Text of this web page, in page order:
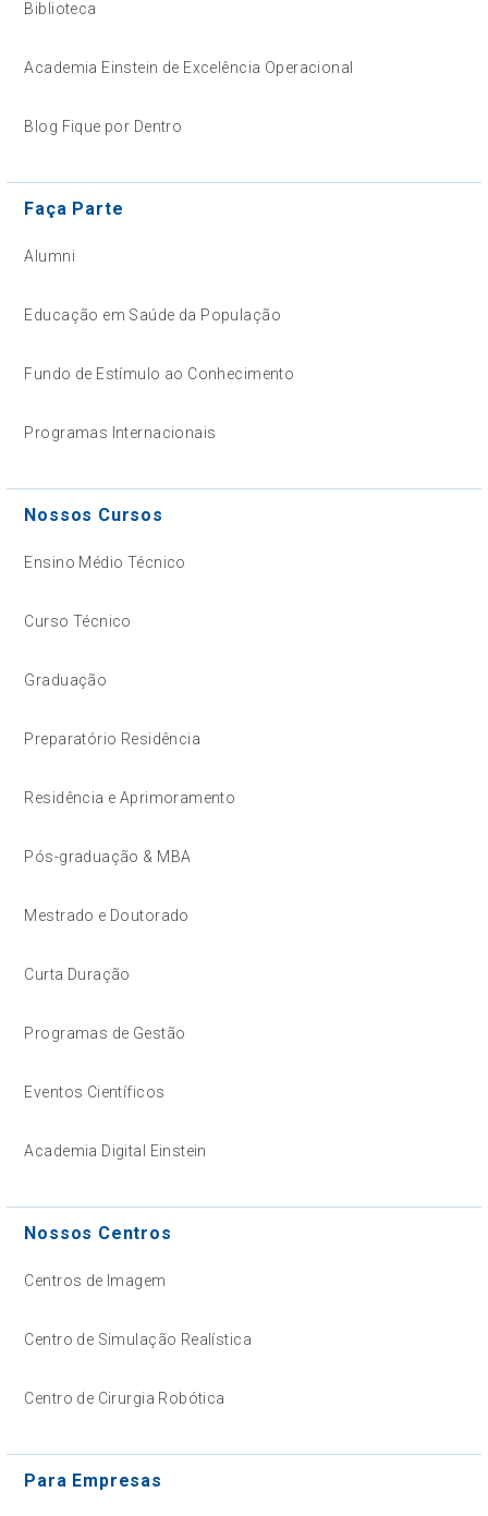
Biblioteca
Academia Einstein de Excelência Operacional
Blog Fique por Dentro
Faça Parte
Alumni
Educação em Saúde da População
Fundo de Estímulo ao Conhecimento
Programas Internacionais
Nossos Cursos
Ensino Médio Técnico
Curso Técnico
Graduação
Preparatório Residência
Residência e Aprimoramento
Pós-graduação & MBA
Mestrado e Doutorado
Curta Duração
Programas de Gestão
Eventos Científicos
Academia Digital Einstein
Nossos Centros
Centros de Imagem
Centro de Simulação Realística
Centro de Cirurgia Robótica
Para Empresas